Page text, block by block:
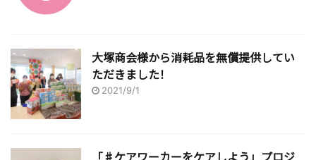
大塚商会様から消耗品を無償提供してい
ただきました！
2021/9/1